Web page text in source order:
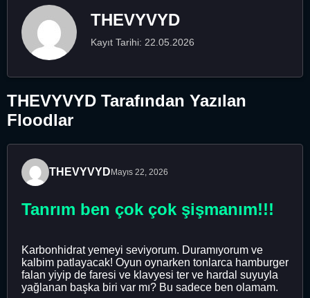
THEVYVYD
Kayıt Tarihi: 22.05.2026
THEVYVYD Tarafından Yazılan
Floodlar
THEVYVYD Mayıs 22, 2026
Tanrım ben çok çok şişmanım!!!
Karbonhidrat yemeyi seviyorum. Duramıyorum ve
kalbim patlayacak! Oyun oynarken tonlarca hamburger
falan yiyip de faresi ve klavyesi ter ve hardal suyuyla
yağlanan başka biri var mı? Bu sadece ben olamam.